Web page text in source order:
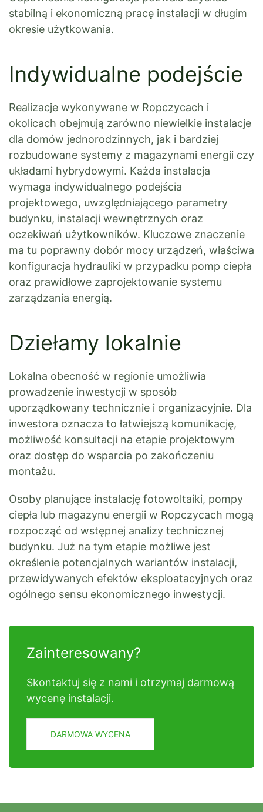
stabilną i ekonomiczną pracę instalacji w długim
okresie użytkowania.
Indywidualne podejście
Realizacje wykonywane w Ropczycach i
okolicach obejmują zarówno niewielkie instalacje
dla domów jednorodzinnych, jak i bardziej
rozbudowane systemy z magazynami energii czy
układami hybrydowymi. Każda instalacja
wymaga indywidualnego podejścia
projektowego, uwzględniającego parametry
budynku, instalacji wewnętrznych oraz
oczekiwań użytkowników. Kluczowe znaczenie
ma tu poprawny dobór mocy urządzeń, właściwa
konfiguracja hydrauliki w przypadku pomp ciepła
oraz prawidłowe zaprojektowanie systemu
zarządzania energią.
Dziełamy lokalnie
Lokalna obecność w regionie umożliwia
prowadzenie inwestycji w sposób
uporządkowany technicznie i organizacyjnie. Dla
inwestora oznacza to łatwiejszą komunikację,
możliwość konsultacji na etapie projektowym
oraz dostęp do wsparcia po zakończeniu
montażu.
Osoby planujące instalację fotowoltaiki, pompy
ciepła lub magazynu energii w Ropczycach mogą
rozpocząć od wstępnej analizy technicznej
budynku. Już na tym etapie możliwe jest
określenie potencjalnych wariantów instalacji,
przewidywanych efektów eksploatacyjnych oraz
ogólnego sensu ekonomicznego inwestycji.
Zainteresowany?
Skontaktuj się z nami i otrzymaj darmową
wycenę instalacji.
DARMOWA WYCENA